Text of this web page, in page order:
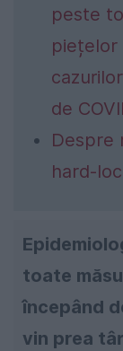
peste
piețelor
de
Despre
hard-
toate
începând
vin prea